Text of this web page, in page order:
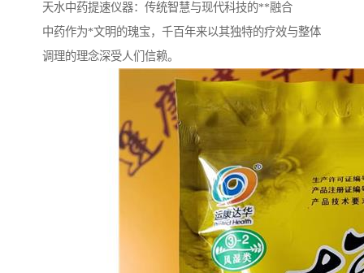
天水中药提速仪器：传统智慧与现代科技的**融合
中药作为*文明的瑰宝，千百年来以其独特的疗效与整体
调理的理念深受人们信赖。